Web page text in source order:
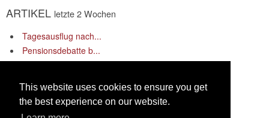
This website uses cookies to ensure you get
the best experience on our website.
ARTIKEL letzte 2 Wochen
Tagesausflug nach...
Pensionsdebatte b...
„Rüstung rauf – S...
LINKSletzte 2 Wochen
Es gibt keine Links anzuzeigen.